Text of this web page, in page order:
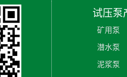
试压泵
矿用泵
潜水泵
泥浆泵